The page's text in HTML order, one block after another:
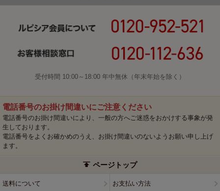
受付時間 10:00～18:00 年中無休（年末年始を除く）
電話番号のお掛け間違いにご注意ください
電話番号のお掛け間違いにより、一般の方へご迷惑をおかけする事象が発
生しております。
電話番号をよくお確かめのうえ、お掛け間違いのないようお願い申し上げ
ます。
ページトップ
送料について お支払い方法